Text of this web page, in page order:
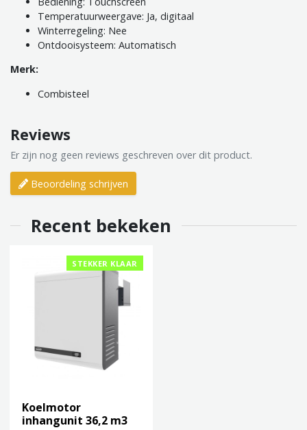
Temperatuurweergave: Ja, digitaal
Winterregeling: Nee
Ontdooisysteem: Automatisch
Merk:
Combisteel
Reviews
Er zijn nog geen reviews geschreven over dit product.
Beoordeling schrijven
Recent bekeken
STEKKER KLAAR
Koelmotor
inhangunit 36,2 m3